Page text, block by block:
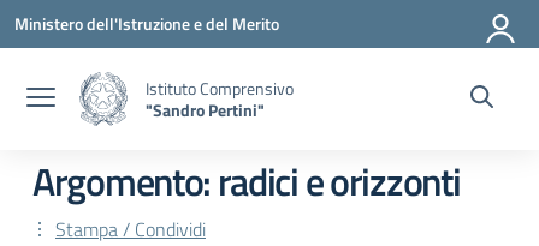
Vai ai contenuti
Vai al menu di navigazione
Vai al footer
Ministero dell'Istruzione e del Merito
Istituto Comprensivo
"Sandro Pertini"
Argomento: radici e orizzonti
Stampa / Condividi